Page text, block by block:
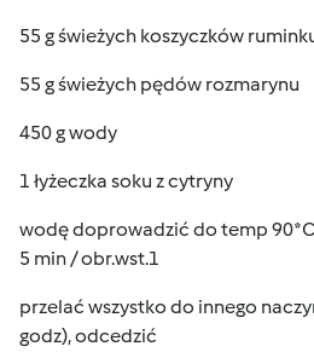
55 g świeżych koszyczków
55 g świeżych pędów rozmarynu
450 g wody
1 łyżeczka soku z cytryny
wodę doprowadzić do temp
5 min / obr.wst.1
przelać wszystko do innego
godz), odcedzić